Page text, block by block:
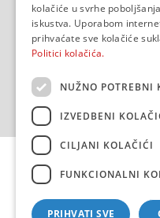
kolačiće u svrhe
iskustva. Uporabom
prihvaćate sve kolačiće
Politici kolačića.
NUŽNO POTREBNI
IZVEDBENI
CILJANI KOLAČIĆI
FUNKCIONALNI
PRIHVATI SVE